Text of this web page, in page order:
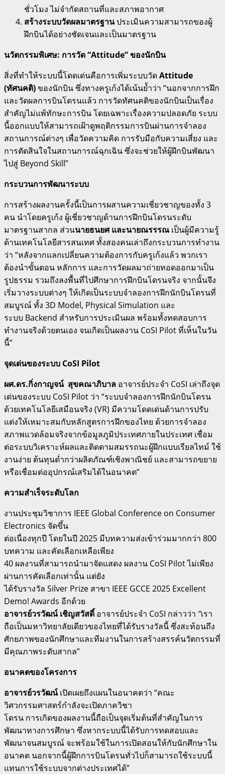
ชั่วโมง ไม่จำกัดสถานที่และสภาพอากาศ
สร้างระบบวัดผลมาตรฐานประเมินความสามารถของผู้
ฝึกบินได้อย่างชัดเจนและเป็นมาตรฐาน
นวัตกรรมพิเศษ: การวัด “Attitude” ของนักบิน
สิ่งที่ทำให้ระบบนี้โดดเด่นคือการเพิ่มระบบวัดAttitude
(ทัศนคติ)ของนักบิน ซึ่งทางครูเก้งได้เน้นย้ำว่า “นอกจากการฝึก
และวัดผลการบินโดรนแล้ว การวัดทัศนคติของนักบินเป็นเรื่อง
สำคัญไม่แพ้ทักษะการบิน โดยเฉพาะเรื่องความปลอดภัย ระบบ
นี้ออกแบบให้สามารถเฝ้าดูพฤติกรรมการบินผ่านการจำลอง
สถานการณ์ต่างๆ เพื่อวัดความคิด การรับมือกับความเสี่ยง และ
การตัดสินใจในสถานการณ์ฉุกเฉิน ซึ่งจะช่วยให้ผู้ฝึกบินพัฒนา
ไปสู่ Beyond Skill”
กระบวนการพัฒนาระบบ
การสร้างผลงานครั้งนี้เป็นการผสานความเชี่ยวชาญของทั้ง 3
คน นำโดยครูเก้ง ผู้เชี่ยวชาญด้านการฝึกบินโดรนระดับ
มาตรฐานสากล ส่วนนายธนยศ และนายณรรรณ เป็นผู้มีความรู้
ด้านเทคโนโลยีสารสนเทศ ทั้งสองคนเล่าถึงกระบวนการทำงาน
ว่า “หลังจากแลกเปลี่ยนความต้องการกับครูเก้งแล้ว พวกเรา
ต้องนำขั้นตอน หลักการ และการวัดผลมาถ่ายทอดออกมาเป็น
รูปธรรม รวมถึงลงพื้นที่ไปศึกษาการฝึกบินโดรนจริง จากนั้นจึง
เริ่มวางระบบต่างๆ ให้เกิดเป็นระบบจำลองการฝึกนักบินโดรนที่
สมบูรณ์ ทั้ง 3D Model, Physical Simulation และ
ระบบ Backend สำหรับการประเมินผล พร้อมทั้งทดสอบการ
ทำงานจริงด้วยตนเอง จนเกิดเป็นผลงาน CoSI Pilot ที่เห็นในวัน
นี้”
จุดเด่นของระบบ CoSI Pilot
ผศ.ดร.กิ่งกาญจน์ สุขคณาภิบาล อาจารย์ประจำ CoSI เล่าถึงจุด
เด่นของระบบ CoSI Pilot ว่า “ระบบจำลองการฝึกนักบินโดรน
ด้วยเทคโนโลยีเสมือนจริง (VR) มีความโดดเด่นด้านการปรับ
แต่งให้เหมาะสมกับหลักสูตรการฝึกของไทย ด้วยการจำลอง
สภาพแวดล้อมจริงจากข้อมูลภูมิประเทศภายในประเทศ เชื่อม
ต่อระบบวิเคราะห์ผลและติดตามสมรรถนะผู้ฝึกแบบเรียลไทม์ ใช้
งานง่าย ต้นทุนต่ำกว่าผลิตภัณฑ์เชิงพาณิชย์ และสามารถขยาย
หรือเชื่อมต่ออุปกรณ์เสริมได้ในอนาคต”
ความสำเร็จระดับโลก
งานประชุมวิชาการ IEEE Global Conference on Consumer
Electronics จัดขึ้น
ต่อเนื่องทุกปี โดยในปี 2025 มีบทความส่งเข้าร่วมมากกว่า 800
บทความ และคัดเลือกเหลือเพียง
40 ผลงานที่สามารถนำมาจัดแสดง ผลงาน CoSI Pilot ไม่เพียง
ผ่านการคัดเลือกเท่านั้น แต่ยัง
ได้รับรางวัล Silver Prize สาขา IEEE GCCE 2025 Excellent
Demo! Awards อีกด้วย
อาจารย์วรวัฒน์ เชิญสวัสดิ์ อาจารย์ประจำ CoSI กล่าวว่า “เรา
ถือเป็นมหาวิทยาลัยเดียวของไทยที่ได้รับรางวัลนี้ ซึ่งสะท้อนถึง
ศักยภาพของนักศึกษาและทีมงานในการสร้างสรรค์นวัตกรรมที่
มีคุณภาพระดับสากล”
อนาคตของโครงการ
อาจารย์วรวัฒน์เปิดเผยถึงแผนในอนาคตว่า “คณะ
วิศวกรรมศาสตร์กำลังจะเปิดภาควิชา
โดรน การเกิดของผลงานนี้ถือเป็นจุดเริ่มต้นที่สำคัญในการ
พัฒนาทางการศึกษา ซึ่งหากระบบนี้ได้รับการทดสอบและ
พัฒนาจนสมบูรณ์ จะพร้อมใช้ในการเปิดสอนให้กับนักศึกษาใน
อนาคต นอกจากนี้ผู้ฝึกการบินโดรนทั่วไปก็สามารถใช้ระบบนี้
แทนการใช้ระบบจากต่างประเทศได้”